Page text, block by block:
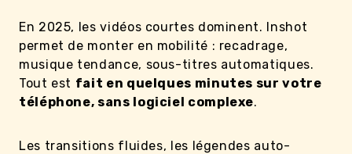
En 2025, les vidéos courtes dominent. Inshot
permet de monter en mobilité : recadrage,
musique tendance, sous-titres automatiques.
Tout est fait en quelques minutes sur votre
téléphone, sans logiciel complexe.
Les transitions fluides, les légendes auto-